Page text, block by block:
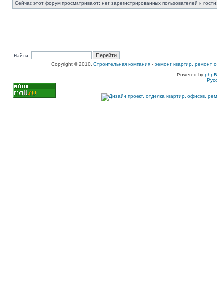
Сейчас этот форум просматривают: нет зарегистрированных пользователей и
Найти:
Copyright © 2010, Строительная компания - ремонт квартир, ремонт
Powered by